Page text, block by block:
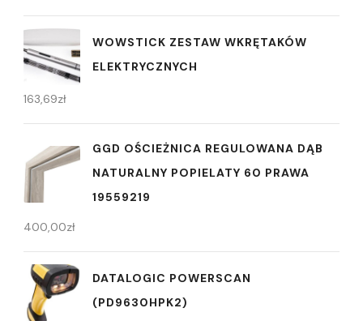
WOWSTICK ZESTAW WKRĘTAKÓW
ELEKTRYCZNYCH
163,69zł
GGD OŚCIEŻNICA REGULOWANA DĄB
NATURALNY POPIELATY 60 PRAWA
19559219
400,00zł
DATALOGIC POWERSCAN
(PD9630HPK2)